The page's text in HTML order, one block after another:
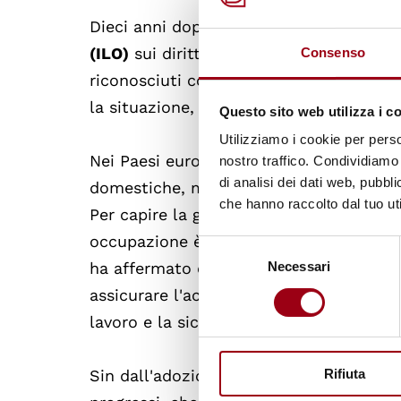
Consenso
Questo sito web utilizza i
Utilizziamo i cookie per
nostro traffico.
di analisi dei dati web,
che hanno raccolto dal tuo
Selezione
del
Necessari
Rifiuta
Dieci anni dopo l'adozione di una
(ILO) sui diritti dei lavoratori e
riconosciuti come lavoratori ed
la situazione, stando al nuovoreport
Nei Paesi europei, la pandemia ha
domestiche, mentre nel continente
Per capire la gravità della situazione,
occupazione è stato del 15%, nella
ha affermato che "la crisi ha reso
assicurare l'accesso a condizioni di
lavoro e la sicurezza sociale a tutti i
Sin dall'adozione della Convenzione